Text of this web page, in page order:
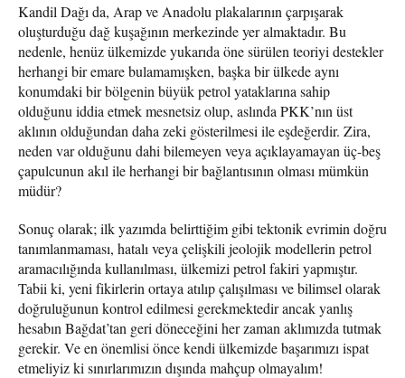
Kandil Dağı da, Arap ve Anadolu plakalarının çarpışarak
oluşturduğu dağ kuşağının merkezinde yer almaktadır. Bu
nedenle, henüz ülkemizde yukarıda öne sürülen teoriyi destekler
herhangi bir emare bulamamışken, başka bir ülkede aynı
konumdaki bir bölgenin büyük petrol yataklarına sahip
olduğunu iddia etmek mesnetsiz olup, aslında PKK’nın üst
aklının olduğundan daha zeki gösterilmesi ile eşdeğerdir. Zira,
neden var olduğunu dahi bilemeyen veya açıklayamayan üç-beş
çapulcunun akıl ile herhangi bir bağlantısının olması mümkün
müdür?
Sonuç olarak; ilk yazımda belirttiğim gibi tektonik evrimin doğru
tanımlanmaması, hatalı veya çelişkili jeolojik modellerin petrol
aramacılığında kullanılması, ülkemizi petrol fakiri yapmıştır.
Tabii ki, yeni fikirlerin ortaya atılıp çalışılması ve bilimsel olarak
doğruluğunun kontrol edilmesi gerekmektedir ancak yanlış
hesabın Bağdat’tan geri döneceğini her zaman aklımızda tutmak
gerekir. Ve en önemlisi önce kendi ülkemizde başarımızı ispat
etmeliyiz ki sınırlarımızın dışında mahçup olmayalım!